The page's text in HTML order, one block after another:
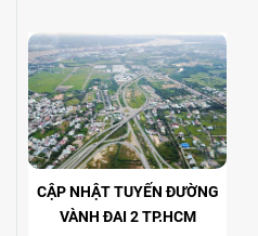
CẬP NHẬT TUYẾN ĐƯỜNG
VÀNH ĐAI 2 TP.HCM